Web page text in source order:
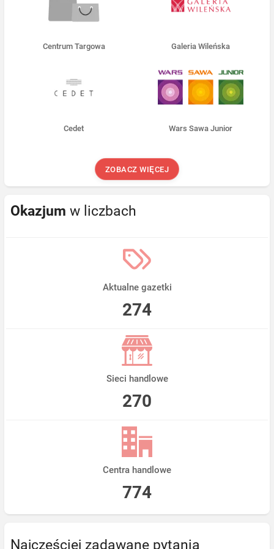
Centrum Targowa Galeria Wileńska
Cedet Wars Sawa Junior
ZOBACZ WIĘCEJ
Okazjum w liczbach
Aktualne gazetki
274
Sieci handlowe
270
Centra handlowe
774
Najczęściej zadawane pytania